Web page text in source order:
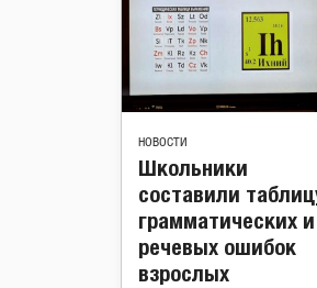
НОВОСТИ
Школьники
составили
грамматических и
речевых ошибок
взрослых